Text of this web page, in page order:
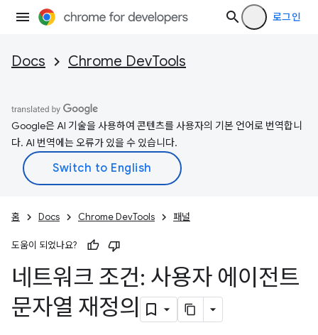
로그인
Docs Chrome DevTools
Google은 AI 기술을 사용하여 콘텐츠를 사용자의 기본 언어로 번역합니
다. AI 번역에는 오류가 있을 수 있습니다.
홈 Docs Chrome DevTools 패널
도움이 되었나요?
네트워크 조건: 사용자 에이전트
문자열 재정의